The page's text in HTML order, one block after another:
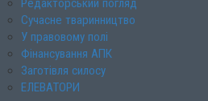
Редакторський погляд
Сучасне тваринництво
У правовому полі
Фінансування АПК
Заготівля силосу
ЕЛЕВАТОРИ